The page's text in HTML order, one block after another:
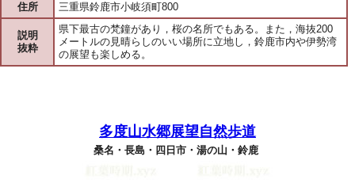
住所 三重県鈴鹿市小岐須町800
説明
抜粋
県下最古の梵鐘があり，桜の名所でもある。また，海抜200
メートルの見晴らしのいい場所に立地し，鈴鹿市内や伊勢湾
の展望も楽しめる。
多度山水郷展望自然歩道
桑名・長島・四日市・湯の山・鈴鹿